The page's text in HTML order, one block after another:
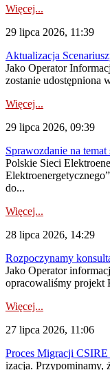
Więcej...
29 lipca 2026, 11:39
Aktualizacja
Jako Operator
zostanie udostępniona
Więcej...
29 lipca 2026, 09:39
Sprawozdanie na
Polskie Sieci
do...
Więcej...
28 lipca 2026, 14:29
Rozpoczynamy
Jako Operator
opracowaliśmy projekt
Więcej...
27 lipca 2026, 11:06
Proces Migracji
izacja. Przypominamy,